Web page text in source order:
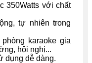
350Watts với chất
tự nhiên trong
karaoke gia
hội nghị...
dụng dễ dàng.